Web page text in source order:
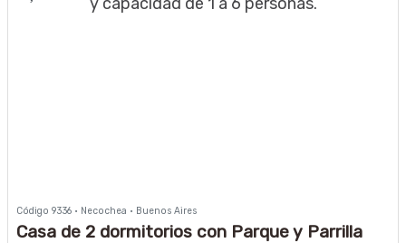
Código 9336 · Necochea · Buenos Aires
Casa de 2 dormitorios con Parque y Parrilla